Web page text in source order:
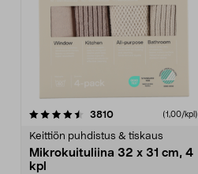
3810arvostelut (1,00/kpl)
Keittiön puhdistus & tiskaus
Mikrokuituliina 32 x 31 cm, 4
kpl
4.5viidestä